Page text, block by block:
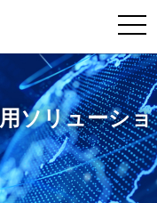
ソリューショ